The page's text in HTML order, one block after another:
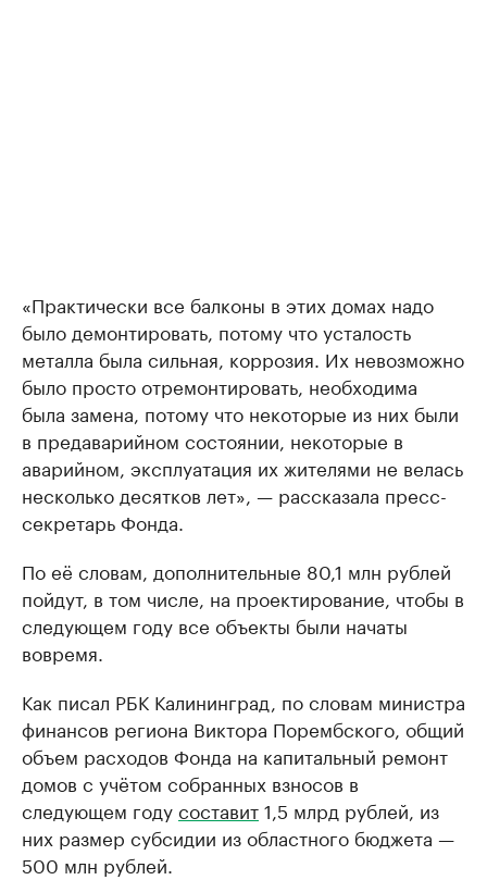
«Практически все балконы в этих домах надо
было демонтировать, потому что усталость
металла была сильная, коррозия. Их невозможно
было просто отремонтировать, необходима
была замена, потому что некоторые из них были
в предаварийном состоянии, некоторые в
аварийном, эксплуатация их жителями не велась
несколько десятков лет», — рассказала пресс-
секретарь Фонда.
По её словам, дополнительные 80,1 млн рублей
пойдут, в том числе, на проектирование, чтобы в
следующем году все объекты были начаты
вовремя.
Как писал РБК Калининград, по словам министра
финансов региона Виктора Порембского, общий
объем расходов Фонда на капитальный ремонт
домов с учётом собранных взносов в
следующем годусоставит1,5 млрд рублей, из
них размер субсидии из областного бюджета —
500 млн рублей.